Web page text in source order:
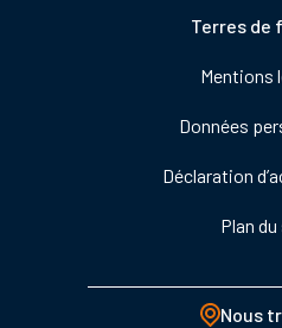
Terres de
Mentions
Données
Déclaration
Plan
Nous